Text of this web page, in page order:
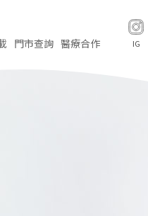
門市查詢 醫療合作 IG